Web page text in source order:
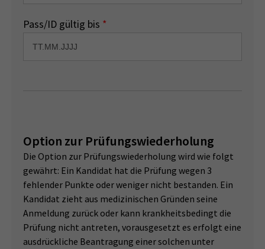
Pass/ID gültig bis *
Option zur Prüfungswiederholung
Die Option zur Prüfungswiederholung wird wie folgt
gewährt: Ein Kandidat hat die Prüfung wegen 3
fehlender Punkte oder weniger nicht bestanden. Ein
Kandidat zieht aus medizinischen Gründen seine
Anmeldung zurück oder kann krankheitsbedingt die
Prüfung nicht antreten, vorausgesetzt es erfolgt eine
ausdrückliche Beantragung einer solchen unter